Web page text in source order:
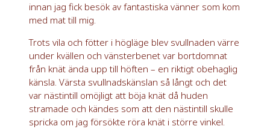
innan jag fick besök av fantastiska vänner som kom
med mat till mig.
Trots vila och fötter i högläge blev svullnaden värre
under kvällen och vänsterbenet var bortdomnat
från knät ända upp till höften – en riktigt obehaglig
känsla. Värsta svullnadskänslan så långt och det
var nästintill omöjligt att böja knät då huden
stramade och kändes som att den nästintill skulle
spricka om jag försökte röra knät i större vinkel.